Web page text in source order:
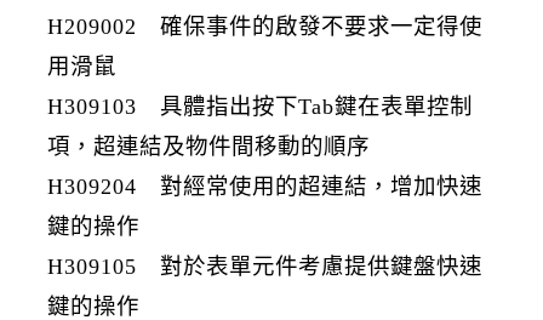
H209002 確保事件的啟發不要求一定得使
用滑鼠
H309103 具體指出按下Tab鍵在表單控制
項，超連結及物件間移動的順序
H309204 對經常使用的超連結，增加快速
鍵的操作
H309105 對於表單元件考慮提供鍵盤快速
鍵的操作